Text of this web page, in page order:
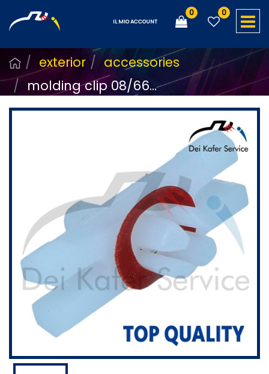
IL MIO ACCOUNT
0 0
exterior
accessories
molding clip 08/66...